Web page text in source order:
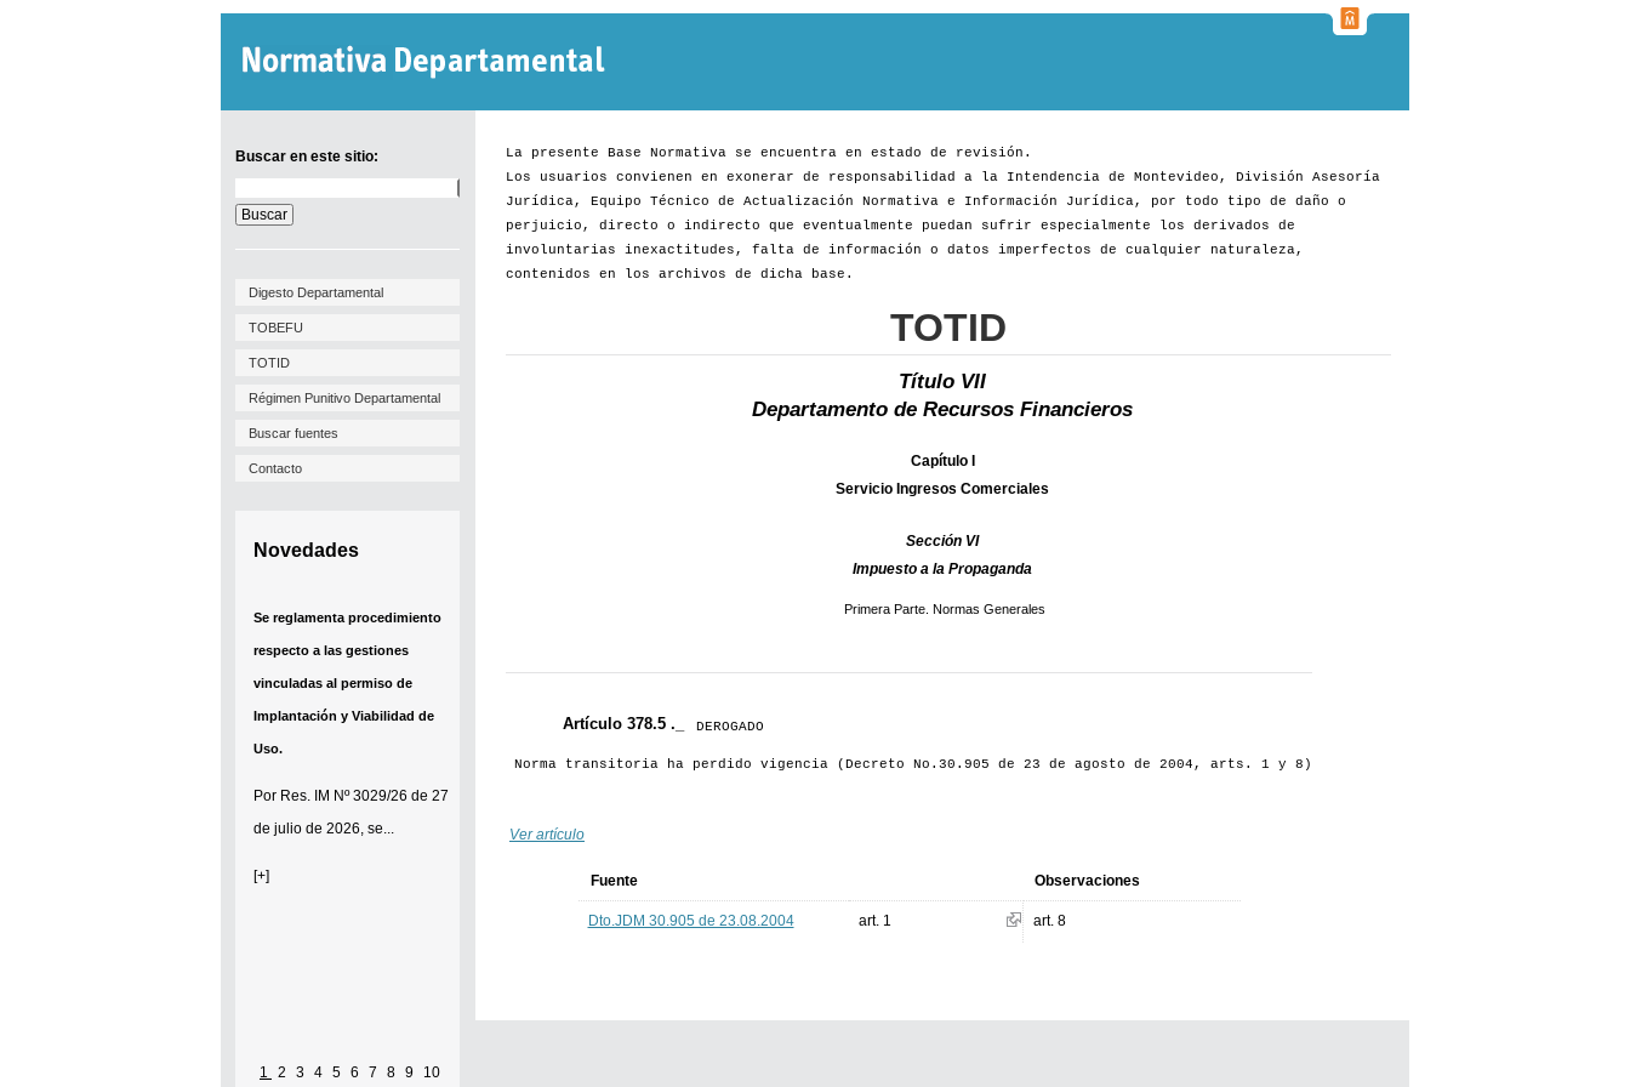
Buscar en este sitio:
en
este
sitio:
Digesto Departamental
TOBEFU
TOTID
Régimen Punitivo Departamental
Buscar fuentes
Contacto
Novedades
Se reglamenta procedimiento
respecto a las gestiones
vinculadas al permiso de
Implantación y Viabilidad de
Uso.
Por Res. IM Nº 3029/26 de 27
de julio de 2026, se...
[+]
1 2 3 4 5 6 7 8 9 10
La presente Base Normativa se encuentra en estado de revisión.
Los usuarios convienen en exonerar de responsabilidad a la Intendencia de Montevideo, División Asesoría
Jurídica, Equipo Técnico de Actualización Normativa e Información Jurídica, por todo tipo de daño o
perjuicio, directo o indirecto que eventualmente puedan sufrir especialmente los derivados de
involuntarias inexactitudes, falta de información o datos imperfectos de cualquier naturaleza,
contenidos en los archivos de dicha base.
TOTID
Título VII
Departamento de Recursos Financieros
Capítulo I
Servicio Ingresos Comerciales
Sección VI
Impuesto a la Propaganda
Primera Parte. Normas Generales
Artículo 378.5 ._ DEROGADO
Norma transitoria ha perdido vigencia (Decreto No.30.905 de 23 de agosto de 2004, arts. 1 y 8)
Ver artículo
Fuente Observaciones
Dto.JDM 30.905 de 23.08.2004 art. 1 art. 8